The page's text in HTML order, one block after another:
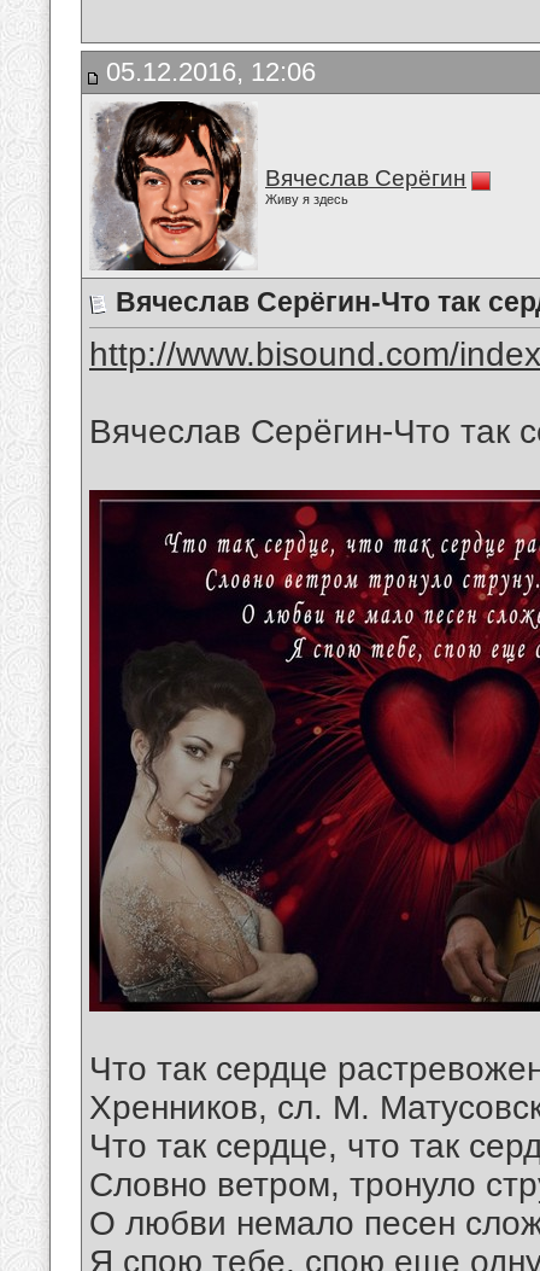
05.12.2016, 12:06
Вячеслав Серёгин
Живу я здесь
Вячеслав Серёгин-Что так
http://www.bisound.com/
Вячеслав Серёгин-Что так
Что так сердце
Хренников, сл. М.
Что так сердце, что так
Словно ветром, тронуло
О любви немало песен
Я спою тебе, спою еще